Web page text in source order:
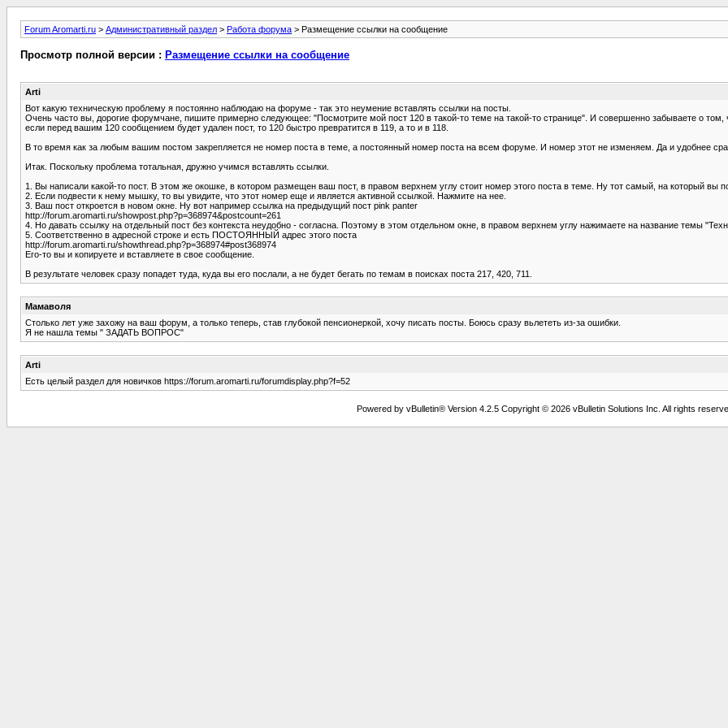
Forum Aromarti.ru > Административный раздел > Работа форума > Размещение ссылки на сообщение
Просмотр полной версии : Размещение ссылки на сообщение
Arti
Вот какую техническую проблему я постоянно наблюдаю на форуме - так это неумение вставлять ссылки на посты.
Очень часто вы, дорогие форумчане, пишите примерно следующее: "Посмотрите мой пост 120 в такой-то теме на такой-то странице". И совершенно забываете о
если перед вашим 120 сообщением будет удален пост, то 120 быстро превратится в 119, а то и в 118.
В то время как за любым вашим постом закрепляется не номер поста в теме, а постоянный номер поста на всем форуме. И номер этот не изменяем. Да и удобнее
Итак. Поскольку проблема тотальная, дружно учимся вставлять ссылки.
1. Вы написали какой-то пост. В этом же окошке, в котором размещен ваш пост, в правом верхнем углу стоит номер этого поста в теме. Ну тот самый, на который вы
2. Если подвести к нему мышку, то вы увидите, что этот номер еще и является активной ссылкой. Нажмите на нее.
3. Ваш пост откроется в новом окне. Ну вот например ссылка на предыдущий пост pink panter
http://forum.aromarti.ru/showpost.php?p=368974&postcount=261
4. Но давать ссылку на отдельный пост без контекста неудобно - согласна. Поэтому в этом отдельном окне, в правом верхнем углу нажимаете на название темы
5. Соответственно в адресной строке и есть ПОСТОЯННЫЙ адрес этого поста
http://forum.aromarti.ru/showthread.php?p=368974#post368974
Его-то вы и копируете и вставляете в свое сообщение.
В результате человек сразу попадет туда, куда вы его послали, а не будет бегать по темам в поисках поста 217, 420, 711.
Мамаволя
Столько лет уже захожу на ваш форум, а только теперь, став глубокой пенсионеркой, хочу писать посты. Боюсь сразу вьлететь из-за ошибки.
Я не нашла темы " ЗАДАТЬ ВОПРОС"
Arti
Есть целый раздел для новичков https://forum.aromarti.ru/forumdisplay.php?f=52
Powered by vBulletin® Version 4.2.5 Copyright © 2026 vBulletin Solutions Inc. All rights